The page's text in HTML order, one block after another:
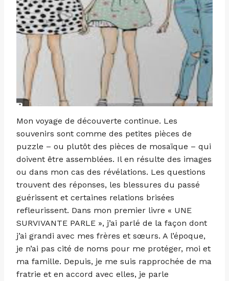
Mon voyage de découverte continue. Les
souvenirs sont comme des petites pièces de
puzzle – ou plutôt des pièces de mosaïque – qui
doivent être assemblées. Il en résulte des images
ou dans mon cas des révélations. Les questions
trouvent des réponses, les blessures du passé
guérissent et certaines relations brisées
refleurissent. Dans mon premier livre « UNE
SURVIVANTE PARLE », j’ai parlé de la façon dont
j’ai grandi avec mes frères et sœurs. A l’époque,
je n’ai pas cité de noms pour me protéger, moi et
ma famille. Depuis, je me suis rapprochée de ma
fratrie et en accord avec elles, je parle